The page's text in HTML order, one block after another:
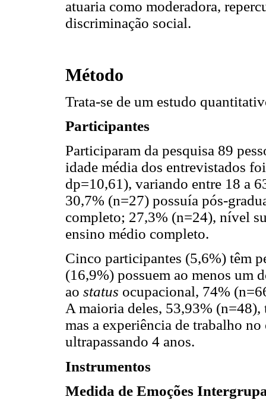
atuaria como moderadora,
discriminação social.
Método
Trata-se de um estudo
Participantes
Participaram da pesquisa 89
idade média dos entrevistados
dp=10,61), variando entre 18 a
30,7% (n=27) possuía pós-
completo; 27,3% (n=24), nível
ensino médio completo.
Cinco participantes (5,6%) têm
(16,9%) possuem ao menos um
ao status ocupacional, 74%
A maioria deles, 53,93% (n=48),
mas a experiência de trabalho
ultrapassando 4 anos.
Instrumentos
Medida de Emoções